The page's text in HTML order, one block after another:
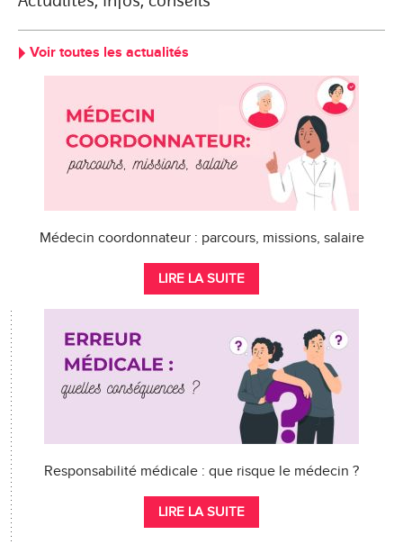
Voir toutes les actualités
Médecin coordonnateur : parcours, missions, salaire
LIRE LA SUITE
Responsabilité médicale : que risque le médecin ?
LIRE LA SUITE